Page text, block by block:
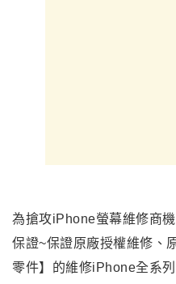
為搶攻iPhone螢幕維修商
保證~保證原廠授權維修、
零件】的維修iPhone全系